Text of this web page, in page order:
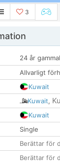
3
24 år gammal
Allvarligt
Kuwait
Kuwait,
Kuwait
Single
Berättar för
Berättar för